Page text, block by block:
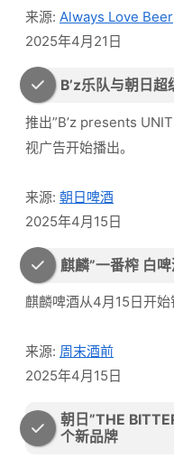
来源: Always Love Beer
2025年4月21日
B’z乐队与朝日
推出”B’z presents
视广告开始播出。
来源: 朝日啤酒
2025年4月15日
麒麟”一番榨 白
麒麟啤酒从4月15日开始
来源: 周末酒前
2025年4月15日
朝日”THE
个新品牌